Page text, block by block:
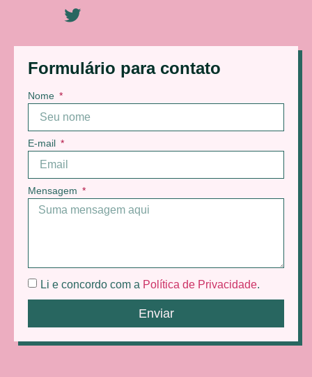
Formulário para contato
Nome
E-mail
Mensagem
Li e concordo com a Política de Privacidade.
Enviar